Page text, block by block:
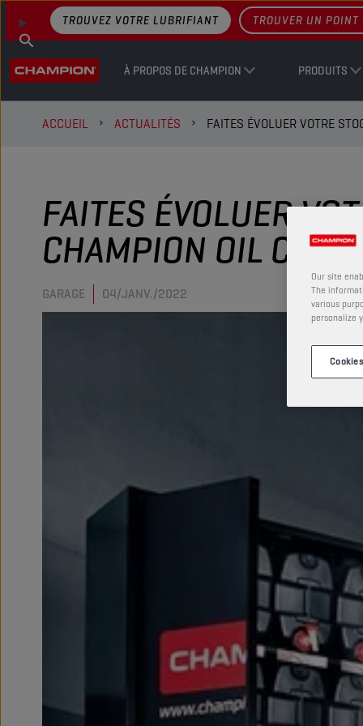
À PROPOS DE CHAMPION PRODUITS
TROUVEZ VOTRE LUBRIFIANT TROUVER UN POINT
ACCUEIL ACTUALITÉS FAITES ÉVOLUER VOTRE
FAITES ÉVOLUER
CHAMPION OIL CABIN.
GARAGE 04/JANV./2022
Our site
The
various
personalize